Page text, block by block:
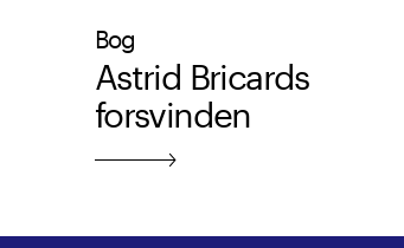
Bog
Astrid Bricards
forsvinden